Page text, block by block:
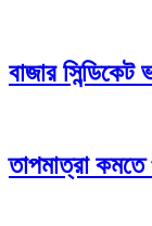
বাজার
তাপমাত্রা কমতে